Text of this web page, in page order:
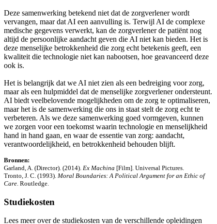
Deze samenwerking betekend niet dat de zorgverlener wordt
vervangen, maar dat AI een aanvulling is. Terwijl AI de complexe
medische gegevens verwerkt, kan de zorgverlener de patiënt nog
altijd de persoonlijke aandacht geven die AI niet kan bieden. Het is
deze menselijke betrokkenheid die zorg echt betekenis geeft, een
kwaliteit die technologie niet kan nabootsen, hoe geavanceerd deze
ook is.
Het is belangrijk dat we AI niet zien als een bedreiging voor zorg,
maar als een hulpmiddel dat de menselijke zorgverlener ondersteunt.
AI biedt veelbelovende mogelijkheden om de zorg te optimaliseren,
maar het is de samenwerking die ons in staat stelt de zorg echt te
verbeteren. Als we deze samenwerking goed vormgeven, kunnen
we zorgen voor een toekomst waarin technologie en menselijkheid
hand in hand gaan, en waar de essentie van zorg: aandacht,
verantwoordelijkheid, en betrokkenheid behouden blijft.
Bronnen:
Garland, A. (Director). (2014). Ex Machina [Film]. Universal Pictures.
Tronto, J. C. (1993). Moral Boundaries: A Political Argument for an Ethic of
Care . Routledge.
Studiekosten
Lees meer over de studiekosten van de verschillende opleidingen